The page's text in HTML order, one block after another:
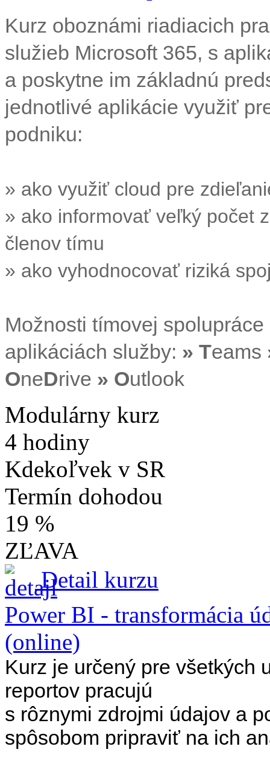
Kurz oboznámi riadiacich
služieb Microsoft 365, s
a poskytne im základnú
jednotlivé aplikácie využiť
podniku:
» ako využiť cloud pre
» ako informovať veľký počet
členov tímu
» ako vyhodnocovať riziká
Možnosti tímovej
aplikáciách služby: » Teams
OneDrive » Outlook
Modulárny kurz
4 hodiny
Kdekoľvek v SR
Termín dohodou
19 %
ZĽAVA
Detail kurzu
Power BI - transformácia
(online)
Kurz je určený pre všetkých
reportov pracujú
s rôznymi zdrojmi údajov a
spôsobom pripraviť na ich